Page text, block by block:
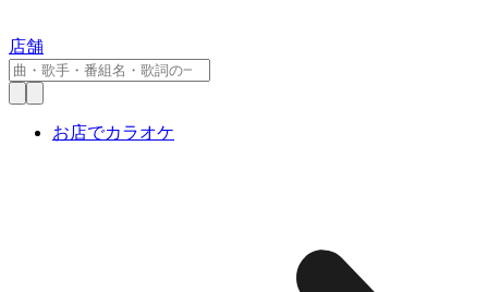
店舗
お店でカラオケ